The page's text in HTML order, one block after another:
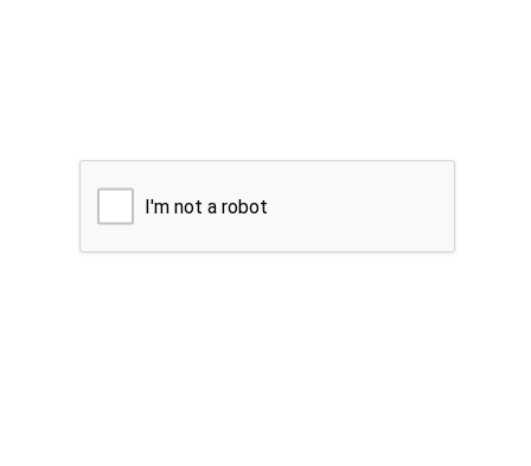
I'm not a robot